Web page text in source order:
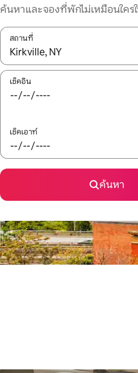
ค้นหาและจองที่พักไม่เหมือนใคร
สถานที่
ใช้ลูกศรขึ้นลง หรือใช้การสัมผัสหรื
เช็คอิน
เช็คเอาท์
ค้นหา